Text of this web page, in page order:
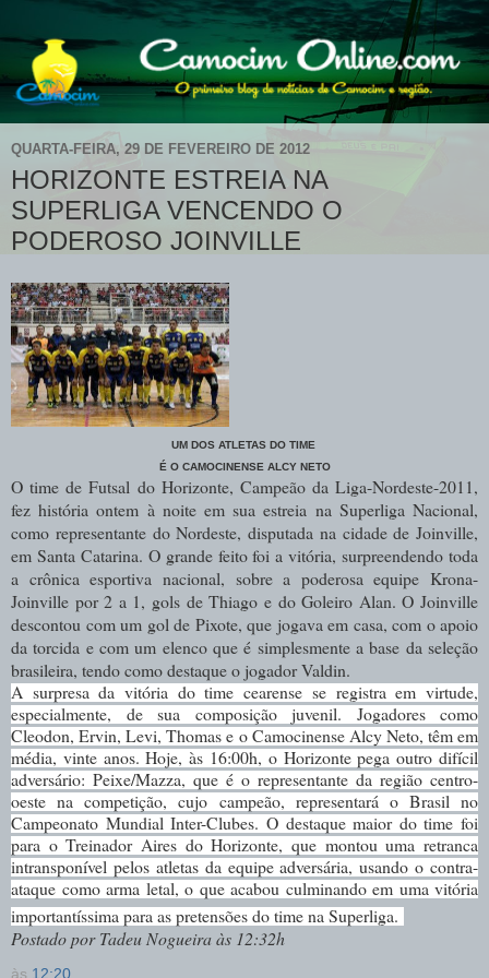
QUARTA-FEIRA, 29 DE FEVEREIRO DE 2012
HORIZONTE ESTREIA NA
SUPERLIGA VENCENDO O
PODEROSO JOINVILLE
UM DOS ATLETAS DO TIME
É O CAMOCINENSE ALCY NETO
O time de Futsal do Horizonte, Campeão da Liga-Nordeste-2011,
fez história ontem à noite em sua estreia na Superliga Nacional,
como representante do Nordeste, disputada na cidade de Joinville,
em Santa Catarina. O grande feito foi a vitória, surpreendendo toda
a crônica esportiva nacional, sobre a poderosa equipe Krona-
Joinville por 2 a 1, gols de Thiago e do Goleiro Alan. O Joinville
descontou com um gol de Pixote, que jogava em casa, com o apoio
da torcida e com um elenco que é simplesmente a base da seleção
brasileira, tendo como destaque o jogador Valdin.
A surpresa da vitória do time cearense se registra em virtude,
especialmente, de sua composição juvenil. Jogadores como
Cleodon, Ervin, Levi, Thomas e o Camocinense Alcy Neto, têm em
média, vinte anos. Hoje, às 16:00h, o Horizonte pega outro difícil
adversário: Peixe/Mazza, que é o representante da região centro-
oeste na competição, cujo campeão, representará o Brasil no
Campeonato Mundial Inter-Clubes. O destaque maior do time foi
para o Treinador Aires do Horizonte, que montou uma retranca
intransponível pelos atletas da equipe adversária, usando o contra-
ataque como arma letal, o que acabou culminando em uma vitória
importantíssima para as pretensões do time na Superliga.
Postado por Tadeu Nogueira às 12:32h
às 12:20